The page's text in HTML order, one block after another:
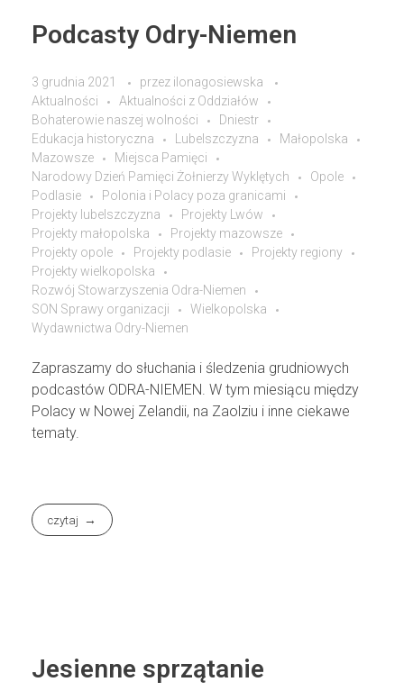
Podcasty Odry-Niemen
3 grudnia 2021 przez ilonagosiewska
Aktualności
Aktualności z Oddziałów
Bohaterowie naszej wolności
Dniestr
Edukacja historyczna
Lubelszczyzna
Małopolska
Mazowsze
Miejsca Pamięci
Narodowy Dzień Pamięci Żołnierzy Wyklętych
Opole
Podlasie
Polonia i Polacy poza granicami
Projekty lubelszczyzna
Projekty Lwów
Projekty małopolska
Projekty mazowsze
Projekty opole
Projekty podlasie
Projekty regiony
Projekty wielkopolska
Rozwój Stowarzyszenia Odra-Niemen
SON Sprawy organizacji
Wielkopolska
Wydawnictwa Odry-Niemen
Zapraszamy do słuchania i śledzenia grudniowych
podcastów ODRA-NIEMEN. W tym miesiącu między
Polacy w Nowej Zelandii, na Zaolziu i inne ciekawe
tematy.
czytaj
Jesienne sprzątanie